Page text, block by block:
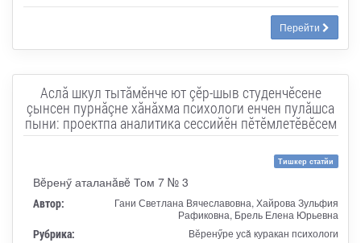
Перейти
Аслă шкул тытăмĕнче ют çĕр-шыв студенчĕсене
çынсен пурнăçне хăнăхма психологи енчен пулăшса
пыни: проектпа аналитика сессийĕн пĕтĕмлетĕвĕсем
Тишкер статйи
Вĕренӳ аталанăвĕ Том 7 № 3
Автор:
Гани Светлана Вячеславовна, Хайрова Зульфия
Рафиковна, Брель Елена Юрьевна
Рубрика: Вӗренӳре усă куракан психологи